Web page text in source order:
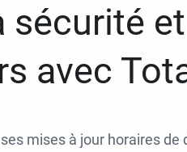
sécurité
avec
mises à jour horaires de